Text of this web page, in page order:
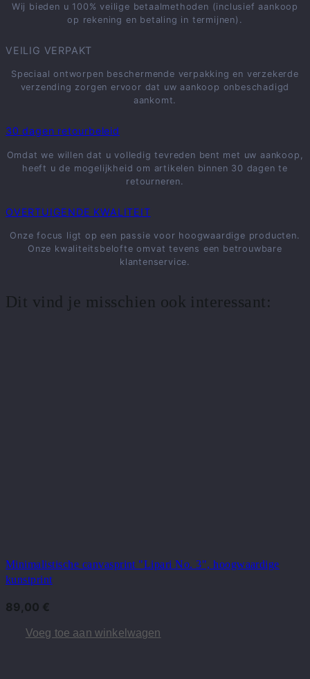
Wij bieden u 100% veilige betaalmethoden (inclusief aankoop
op rekening en betaling in termijnen).
VEILIG VERPAKT
Speciaal ontworpen beschermende verpakking en verzekerde
verzending zorgen ervoor dat uw aankoop onbeschadigd
aankomt.
30 dagen retourbeleid
Omdat we willen dat u volledig tevreden bent met uw aankoop,
heeft u de mogelijkheid om artikelen binnen 30 dagen te
retourneren.
OVERTUIGENDE KWALITEIT
Onze focus ligt op een passie voor hoogwaardige producten.
Onze kwaliteitsbelofte omvat tevens een betrouwbare
klantenservice.
Dit vind je misschien ook interessant:
Minimalistische canvasprint "Lipari No. 3", hoogwaardige
kunstprint
89,00 €
Voeg toe aan winkelwagen